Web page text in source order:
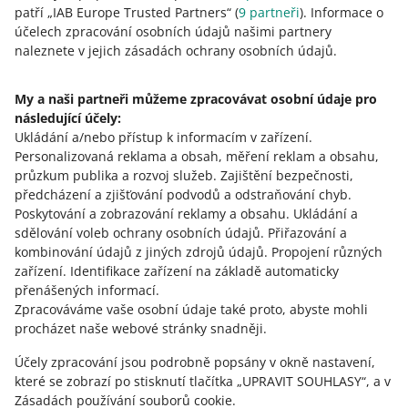
patří „IAB Europe Trusted Partners“ (9 partneři). Informace o
účelech zpracování osobních údajů našimi partnery
naleznete v jejich zásadách ochrany osobních údajů.
My a naši partneři můžeme zpracovávat osobní údaje pro
následující účely:
Ukládání a/nebo přístup k informacím v zařízení.
Personalizovaná reklama a obsah, měření reklam a obsahu,
průzkum publika a rozvoj služeb. Zajištění bezpečnosti,
předcházení a zjišťování podvodů a odstraňování chyb.
Poskytování a zobrazování reklamy a obsahu. Ukládání a
sdělování voleb ochrany osobních údajů. Přiřazování a
kombinování údajů z jiných zdrojů údajů. Propojení různých
zařízení. Identifikace zařízení na základě automaticky
přenášených informací.
Zpracováváme vaše osobní údaje také proto, abyste mohli
procházet naše webové stránky snadněji.
Účely zpracování jsou podrobně popsány v okně nastavení,
které se zobrazí po stisknutí tlačítka „UPRAVIT SOUHLASY“, a v
Zásadách používání souborů cookie.
Sady produktů neprezentujeme ve variantách produktu.
To znamená, že ve variantě zobrazíme nabídku s jedním
V mé nabídce s černým produktem zobrazujete
červenou variantu od jiného prodejce. Tento
produkt nabízím také v červené, tak proč
Může existovat několik důvodů, proč vaši nabídku
nezobrazujeme:
vaše nabídka s červenou variantou produktu je
propojena s nesprávným produktem z katalogu
produktů Allegro – ověřte, jestli jsou nabídky správně
propojené. Každá nabídka, ve které prodáváte
produkty, které se liší, by měla být propojena s
jedinečným produktem
vaše nabídka je propojena se správným produktem z
katalogu, ale nemá vyplněné povinné parametry –
ověřte parametry produktu a v případě potřeby
produkt v červené barvě jste vystavili na jiném účtu,
než na tom s černým produktem. Přednost mají
Potřebujete pomoc?
Kontaktujte nás
Zeptejte se komunity
Podívejte se na Allegro Komunitu